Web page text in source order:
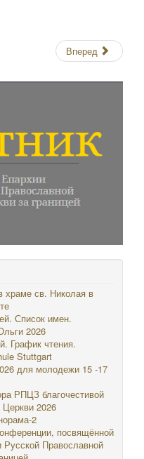
Вперед
храме св. Николая в
Список имен.
2026
График чтения.
Stuttgart
для молодежи 15 -17
РПЦЗ благочестивой
Церкви 2026
2
посвящённой
Православной